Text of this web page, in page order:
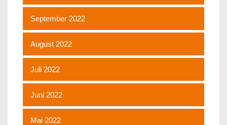
September 2022
August 2022
Juli 2022
Juni 2022
Mai 2022